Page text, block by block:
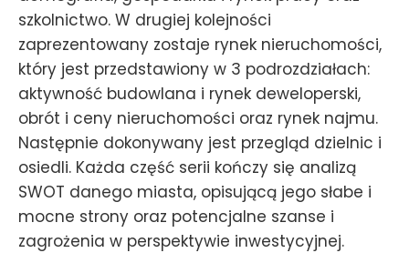
szkolnictwo. W drugiej kolejności
zaprezentowany zostaje rynek nieruchomości,
który jest przedstawiony w 3 podrozdziałach:
aktywność budowlana i rynek deweloperski,
obrót i ceny nieruchomości oraz rynek najmu.
Następnie dokonywany jest przegląd dzielnic i
osiedli. Każda część serii kończy się analizą
SWOT danego miasta, opisującą jego słabe i
mocne strony oraz potencjalne szanse i
zagrożenia w perspektywie inwestycyjnej.